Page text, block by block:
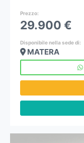
Prezzo:
29.900 €
Disponibile nella sede di:
MATERA